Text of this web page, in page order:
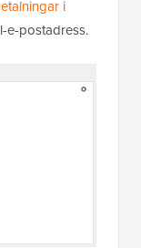
i
e-postadress.